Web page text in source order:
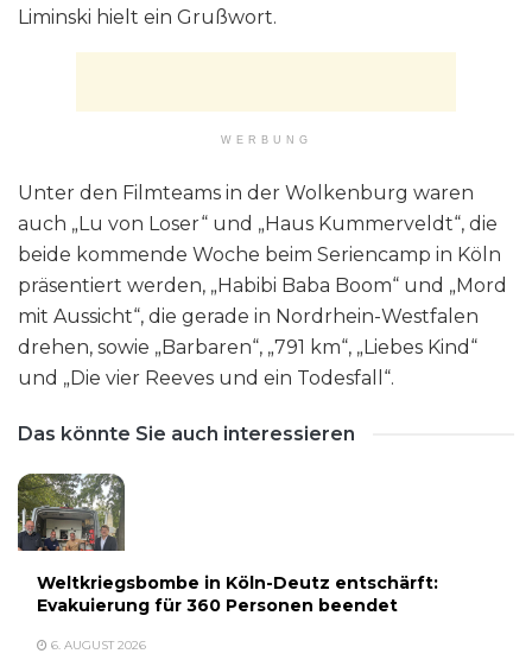
Liminski hielt ein Grußwort.
WERBUNG
Unter den Filmteams in der Wolkenburg waren
auch „Lu von Loser“ und „Haus Kummerveldt“, die
beide kommende Woche beim Seriencamp in Köln
präsentiert werden, „Habibi Baba Boom“ und „Mord
mit Aussicht“, die gerade in Nordrhein-Westfalen
drehen, sowie „Barbaren“, „791 km“, „Liebes Kind“
und „Die vier Reeves und ein Todesfall“.
Das könnte Sie auch interessieren
Weltkriegsbombe in Köln-Deutz entschärft:
Evakuierung für 360 Personen beendet
6. AUGUST 2026